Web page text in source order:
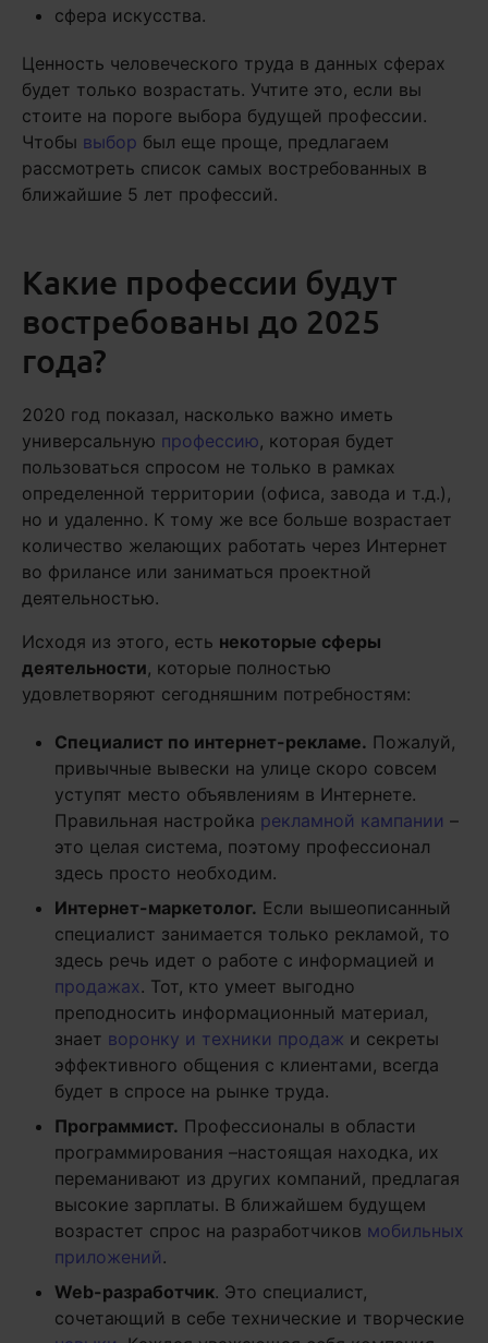
сфера искусства.
Ценность человеческого труда в данных сферах
будет только возрастать. Учтите это, если вы
стоите на пороге выбора будущей профессии.
Чтобы выбор был еще проще, предлагаем
рассмотреть список самых востребованных в
ближайшие 5 лет профессий.
Какие профессии будут
востребованы до 2025
года?
2020 год показал, насколько важно иметь
универсальную профессию, которая будет
пользоваться спросом не только в рамках
определенной территории (офиса, завода и т.д.),
но и удаленно. К тому же все больше возрастает
количество желающих работать через Интернет
во фрилансе или заниматься проектной
деятельностью.
Исходя из этого, есть некоторые сферы
деятельности, которые полностью
удовлетворяют сегодняшним потребностям:
Специалист по интернет-рекламе. Пожалуй,
привычные вывески на улице скоро совсем
уступят место объявлениям в Интернете.
Правильная настройка рекламной кампании –
это целая система, поэтому профессионал
здесь просто необходим.
Интернет-маркетолог. Если вышеописанный
специалист занимается только рекламой, то
здесь речь идет о работе с информацией и
продажах. Тот, кто умеет выгодно
преподносить информационный материал,
знает воронку и техники продаж и секреты
эффективного общения с клиентами, всегда
будет в спросе на рынке труда.
Программист. Профессионалы в области
программирования –настоящая находка, их
переманивают из других компаний, предлагая
высокие зарплаты. В ближайшем будущем
возрастет спрос на разработчиков мобильных
приложений.
Web-разработчик. Это специалист,
сочетающий в себе технические и творческие